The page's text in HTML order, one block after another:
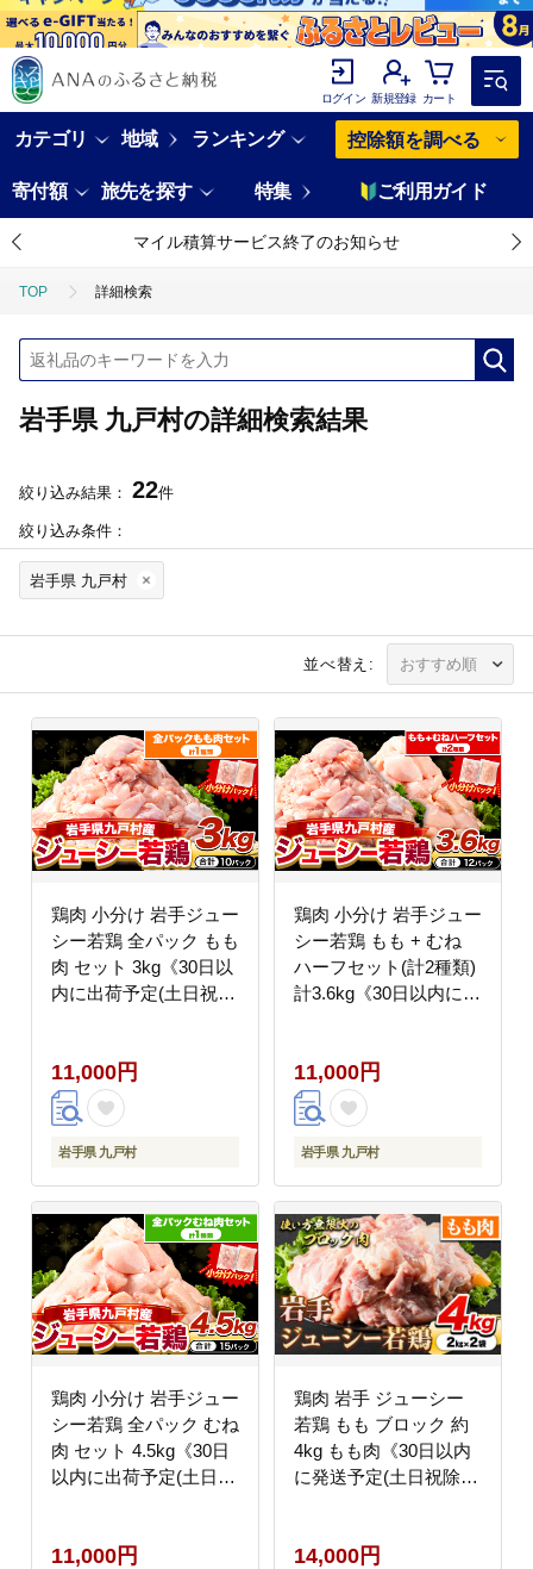
ログイン 新規登録 カート
カテゴリ 地域 ランキング 控除額を調べる
寄付額 旅先を探す 特集 ご利用ガイド
マイル積算サービス終了のお知らせ
TOP 詳細検索
岩手県 九戸村の詳細検索結果
絞り込み結果： 22件
絞り込み条件：
岩手県 九戸村
並べ替え:
鶏肉 小分け 岩手ジュー
シー若鶏 全パック もも
肉 セット 3kg《30日以
内に出荷予定(土日祝除
肉 鶏肉 鶏肉 鶏肉 鶏肉
鶏肉 鶏肉 鶏肉 鶏肉 鶏
肉 鶏肉 鶏肉 鶏肉 鶏肉
鶏肉 鶏肉 鶏肉 鶏肉 鶏
鶏肉 鶏肉 鶏肉---
ifn_fijw_30d_25_11000_mm-
--
11,000円
岩手県 九戸村
鶏肉 小分け 岩手ジュー
シー若鶏 もも + むね
ハーフセット(計2種類)
計3.6kg《30日以内に出
肉鶏肉鶏肉鶏肉鶏肉鶏
肉鶏肉鶏肉鶏肉鶏肉鶏
肉鶏肉鶏肉鶏肉鶏肉鶏
肉鶏肉鶏肉鶏肉---
--
11,000円
岩手県 九戸村
鶏肉 小分け 岩手ジュー
シー若鶏 全パック むね
肉 セット 4.5kg《30日
以内に出荷予定(土日祝
ifn_fijw_30d_25_11000_mn-
11,000円
鶏肉 岩手 ジューシー
若鶏 もも ブロック 約
4kg もも肉《30日以内
に発送予定(土日祝除
14,000円